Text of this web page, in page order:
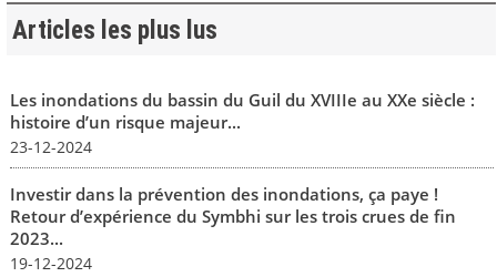
Articles les plus lus
Les inondations du bassin du Guil du XVIIIe au XXe siècle :
histoire d’un risque majeur...
23-12-2024
Investir dans la prévention des inondations, ça paye !
Retour d’expérience du Symbhi sur les trois crues de fin
2023...
19-12-2024